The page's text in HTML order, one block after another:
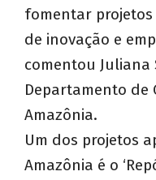
fomentar
de inovação e
comentou Juliana
Departamento de
Amazônia.
Um dos projetos
Amazônia é o